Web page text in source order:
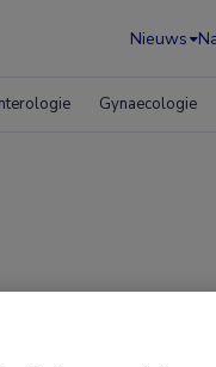
Nieuws
Gynaecologie